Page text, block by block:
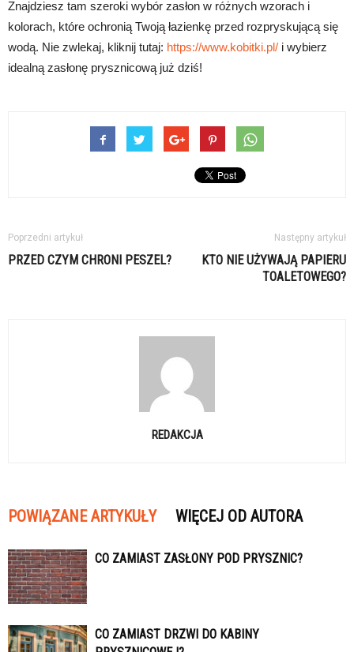
Znajdziesz tam szeroki wybór zasłon w różnych wzorach i
kolorach, które ochronią Twoją łazienkę przed rozpryskującą się
wodą. Nie zwlekaj, kliknij tutaj: https://www.kobitki.pl/ i wybierz
idealną zasłonę prysznicową już dziś!
Poprzedni artykuł
PRZED CZYM CHRONI PESZEL?
Następny artykuł
KTO NIE UŻYWAJĄ PAPIERU
TOALETOWEGO?
REDAKCJA
POWIĄZANE ARTYKUŁY WIĘCEJ OD AUTORA
CO ZAMIAST ZASŁONY POD PRYSZNIC?
CO ZAMIAST DRZWI DO KABINY